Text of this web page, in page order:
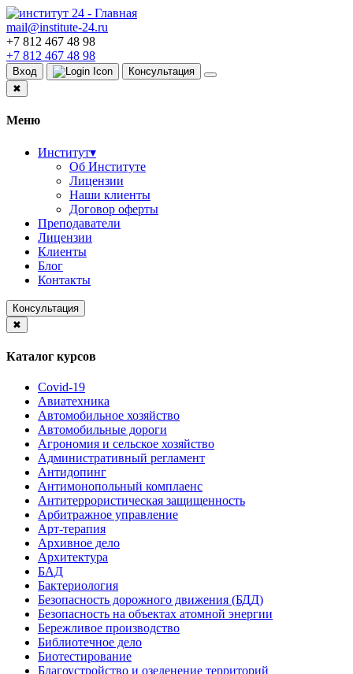
mail@institute-24.ru
+7 812 467 48 98
+7 812 467 48 98
Вход
Консультация
✖
Меню
Институт▾
Об Институте
Лицензии
Наши клиенты
Договор оферты
Преподаватели
Лицензии
Клиенты
Блог
Контакты
Консультация
✖
Каталог курсов
Covid-19
Авиатехника
Автомобильное хозяйство
Автомобильные дороги
Агрономия и сельское хозяйство
Административный регламент
Антидопинг
Антимонопольный комплаенс
Антитеррористическая защищенность
Арбитражное управление
Арт-терапия
Архивное дело
Архитектура
БАД
Бактериология
Безопасность дорожного движения (БДД)
Безопасность на объектах атомной энергии
Бережливое производство
Библиотечное дело
Биотестирование
Благоустройство и озеленение территорий